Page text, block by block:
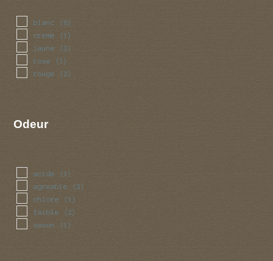
blanc (6)
creme (1)
jaune (3)
rose (1)
rouge (2)
Odeur
acide (1)
agreable (2)
chlore (1)
faible (2)
savon (1)